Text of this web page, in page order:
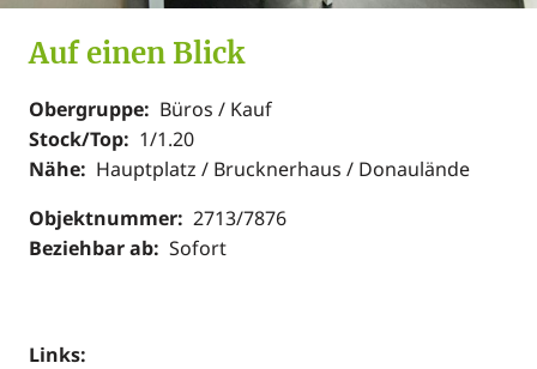
Auf einen Blick
Obergruppe: Büros / Kauf
Stock/Top: 1/1.20
Nähe: Hauptplatz / Brucknerhaus / Donaulände
Objektnummer: 2713/7876
Beziehbar ab: Sofort
Links: